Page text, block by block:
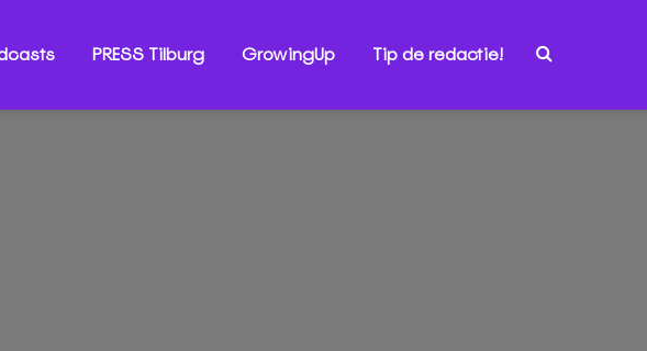
PRESS Tilburg GrowingUp Tip de redactie!